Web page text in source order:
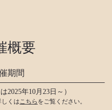
概要
期間
2025年10月23日～）
くはこちら をご覧ください。